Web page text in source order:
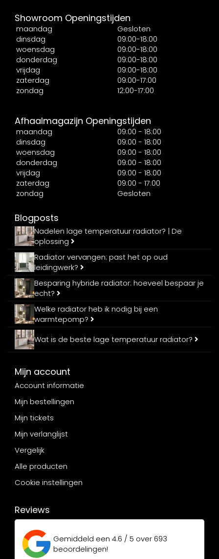
Showroom Openingstijden
maandag
Gesloten
dinsdag
09:00-18:00
woensdag
09:00-18:00
donderdag
09:00-18:00
vrijdag
09:00-18:00
zaterdag
09:00-17:00
zondag
12:00-17:00
Afhaalmagazijn Openingstijden
maandag
09:00 - 18:00
dinsdag
09:00 - 18:00
woensdag
09:00 - 18:00
donderdag
09:00 - 18:00
vrijdag
09:00 - 18:00
zaterdag
09:00 - 17:00
zondag
Gesloten
Blogposts
Nadelen lage temperatuur radiator? | De
oplossing
Radiator vervangen: past het op oud
leidingwerk?
Besparing hybride radiator: hoeveel bespaar je
echt?
Welke radiator heb ik nodig bij een
warmtepomp?
Wat is de beste lage temperatuur radiator?
Mijn account
Account informatie
Mijn bestellingen
Mijn tickets
Mijn verlanglijst
Vergelijk
Alle producten
Cookie instellingen
Reviews
Gemiddeld een 4.6 / 5 over693
beoordelingen!